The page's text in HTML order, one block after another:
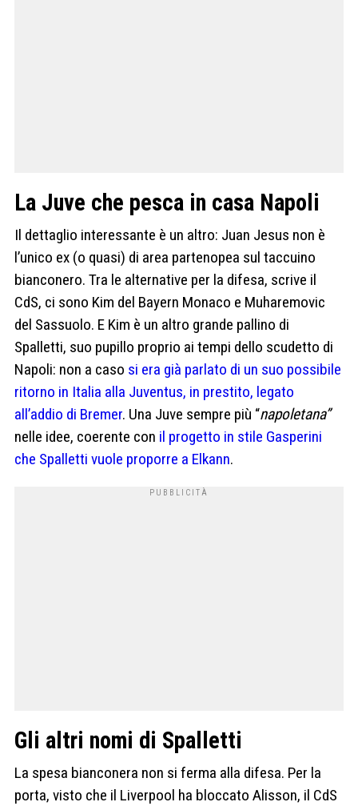
La Juve che pesca in casa Napoli
Il dettaglio interessante è un altro: Juan Jesus non è
l’unico ex (o quasi) di area partenopea sul taccuino
bianconero. Tra le alternative per la difesa, scrive il
CdS, ci sono Kim del Bayern Monaco e Muharemovic
del Sassuolo. E Kim è un altro grande pallino di
Spalletti, suo pupillo proprio ai tempi dello scudetto di
Napoli: non a caso si era già parlato di un suo possibile
ritorno in Italia alla Juventus, in prestito, legato
all’addio di Bremer. Una Juve sempre più “napoletana”
nelle idee, coerente con il progetto in stile Gasperini
che Spalletti vuole proporre a Elkann.
Gli altri nomi di Spalletti
La spesa bianconera non si ferma alla difesa. Per la
porta, visto che il Liverpool ha bloccato Alisson, il CdS